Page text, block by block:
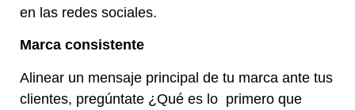
en las redes sociales.
Marca consistente
Alinear un mensaje principal de tu marca ante tus
clientes, pregúntate ¿Qué es lo primero que